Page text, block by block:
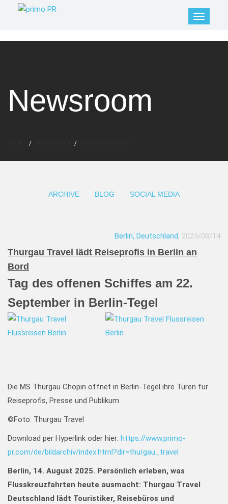
Newsroom
ARCHIVE BLOG SOCIAL MEDIA
Berlin, Deutschland, 2025/08/14
Thurgau Travel lädt Reiseprofis in Berlin an
Bord
Tag des offenen Schiffes am 22.
September in Berlin-Tegel
Die MS Thurgau Chopin öffnet in Berlin-Tegel ihre Türen für
Reiseprofis, Presse und Publikum
©Foto: Thurgau Travel
Download per Hyperlink oder hier: https://www.primo-
pr.com/de/bildarchiv/index.html?dir=thurgau_travel
Berlin, 14. August 2025. Persönlich erleben, was
Flusskreuzfahrten heute ausmacht: Thurgau Travel
Deutschland lädt Touristiker, Reisebüros und